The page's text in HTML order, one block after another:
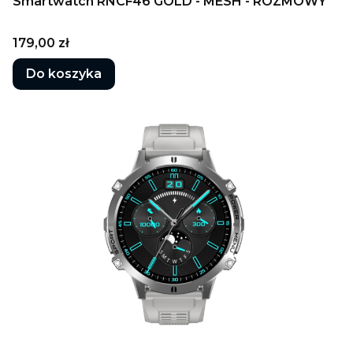
Cena
179,00 zł
Do koszyka